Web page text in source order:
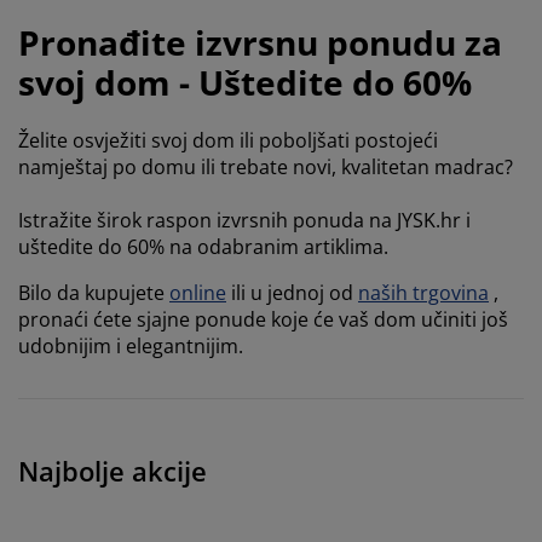
za spavaću sobu
kreveta s pohranom
madraci
kreveti
za kampiranje
soba
za rublje
Pronađite izvrsnu ponudu za
svoj dom - Uštedite do 60%
Želite osvježiti svoj dom ili poboljšati postojeći
namještaj po domu ili trebate novi, kvalitetan madrac?
Istražite širok raspon izvrsnih ponuda na JYSK.hr i
uštedite do 60% na odabranim artiklima.
Bilo da kupujete online ili u jednoj od naših trgovina ,
pronaći ćete sjajne ponude koje će vaš dom učiniti još
udobnijim i elegantnijim.
Najbolje akcije